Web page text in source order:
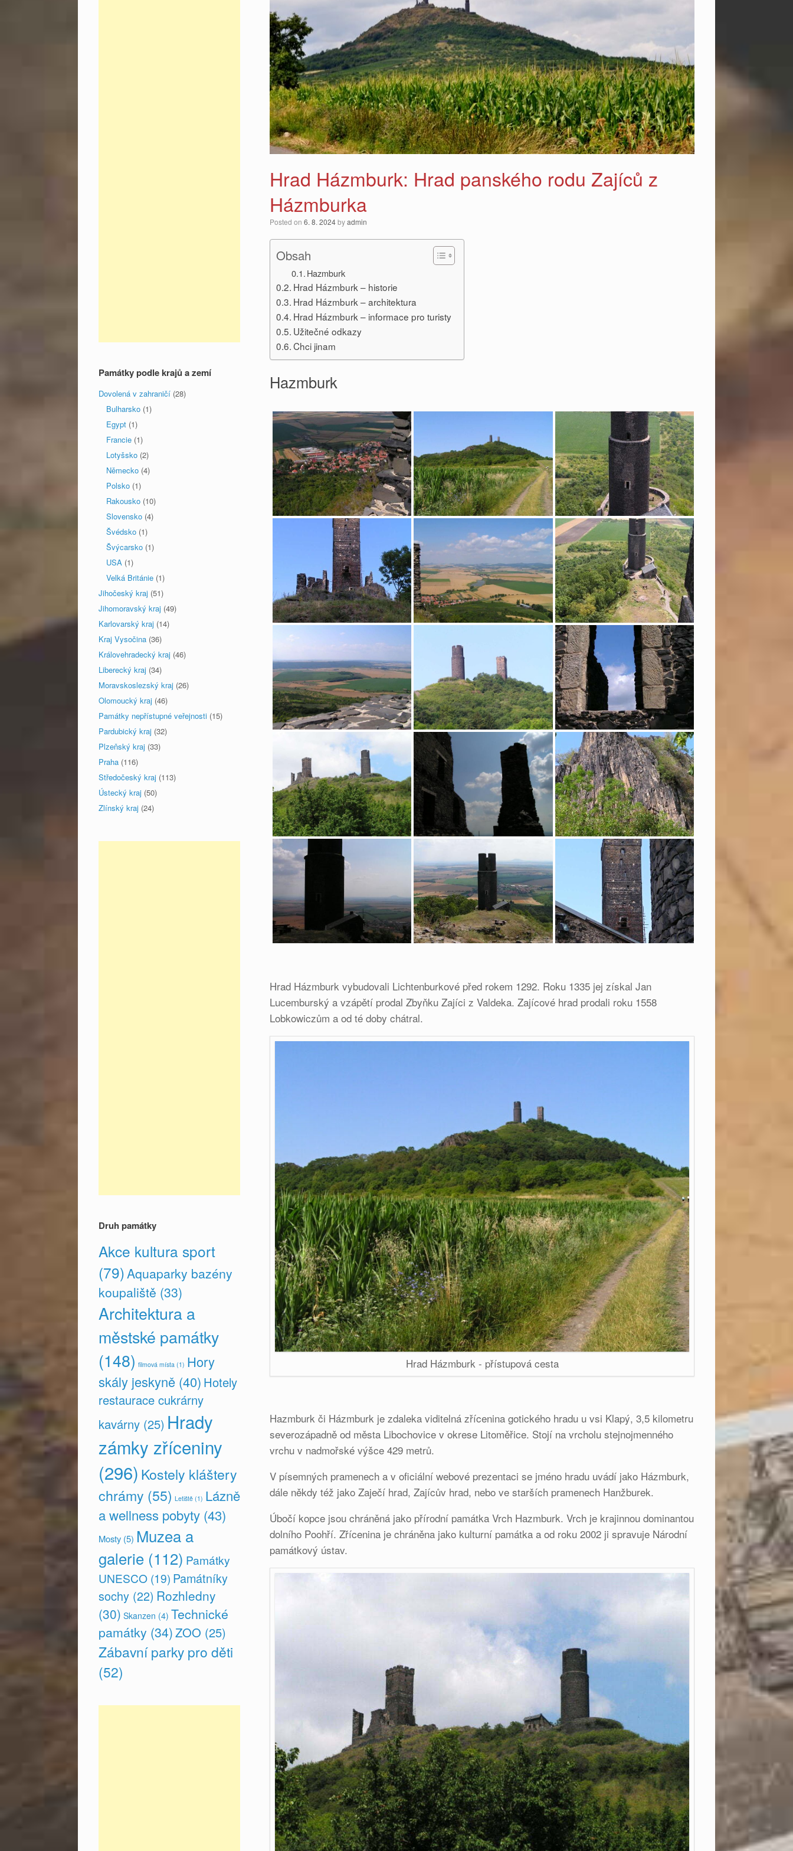
Hrad Házmburk: Hrad panského rodu Zajíců z
Házmburka
Posted on6. 8. 2024byadmin
Obsah
Hazmburk
Hrad Házmburk – historie
Hrad Házmburk – architektura
Hrad Házmburk – informace pro turisty
Užitečné odkazy
Chci jinam
Hazmburk
Hrad Házmburk vybudovali Lichtenburkové před rokem 1292. Roku 1335 jej získal Jan
Lucemburský a vzápětí prodal Zbyňku Zajíci z Valdeka. Zajícové hrad prodali roku 1558
Lobkowiczům a od té doby chátral.
Hrad Házmburk - přístupová cesta
Hazmburk či Házmburk je zdaleka viditelná zřícenina gotického hradu u vsi Klapý, 3,5 kilometru
severozápadně od města Libochovice v okrese Litoměřice. Stojí na vrcholu stejnojmenného
vrchu v nadmořské výšce 429 metrů.
V písemných pramenech a v oficiální webové prezentaci se jméno hradu uvádí jako Házmburk,
dále někdy též jako Zaječí hrad, Zajícův hrad, nebo ve starších pramenech Hanžburek.
Úbočí kopce jsou chráněná jako přírodní památka Vrch Hazmburk. Vrch je krajinnou dominantou
dolního Poohří. Zřícenina je chráněna jako kulturní památka a od roku 2002 ji spravuje Národní
památkový ústav.
Památky podle krajů a zemí
Dovolená v zahraničí (28)
Bulharsko (1)
Egypt (1)
Francie (1)
Lotyšsko (2)
Německo (4)
Polsko (1)
Rakousko (10)
Slovensko (4)
Švédsko (1)
Švýcarsko (1)
USA (1)
Velká Británie (1)
Jihočeský kraj (51)
Jihomoravský kraj (49)
Karlovarský kraj (14)
Kraj Vysočina (36)
Královehradecký kraj (46)
Liberecký kraj (34)
Moravskoslezský kraj (26)
Olomoucký kraj (46)
Památky nepřístupné veřejnosti (15)
Pardubický kraj (32)
Plzeňský kraj (33)
Praha (116)
Středočeský kraj (113)
Ústecký kraj (50)
Zlínský kraj (24)
Druh památky
Akce kultura sport
(79)Aquaparky bazény
koupaliště (33)
Architektura a
městské památky
(148) filmová místa (1) Hory
skály jeskyně (40) Hotely
restaurace cukrárny
kavárny (25) Hrady
zámky zříceniny
(296) Kostely kláštery
chrámy (55) Letiště (1) Lázně
a wellness pobyty (43)
Mosty (5) Muzea a
galerie (112) Památky
UNESCO (19) Památníky
sochy (22) Rozhledny
(30) Skanzen (4) Technické
památky (34)ZOO (25)
Zábavní parky pro děti
(52)